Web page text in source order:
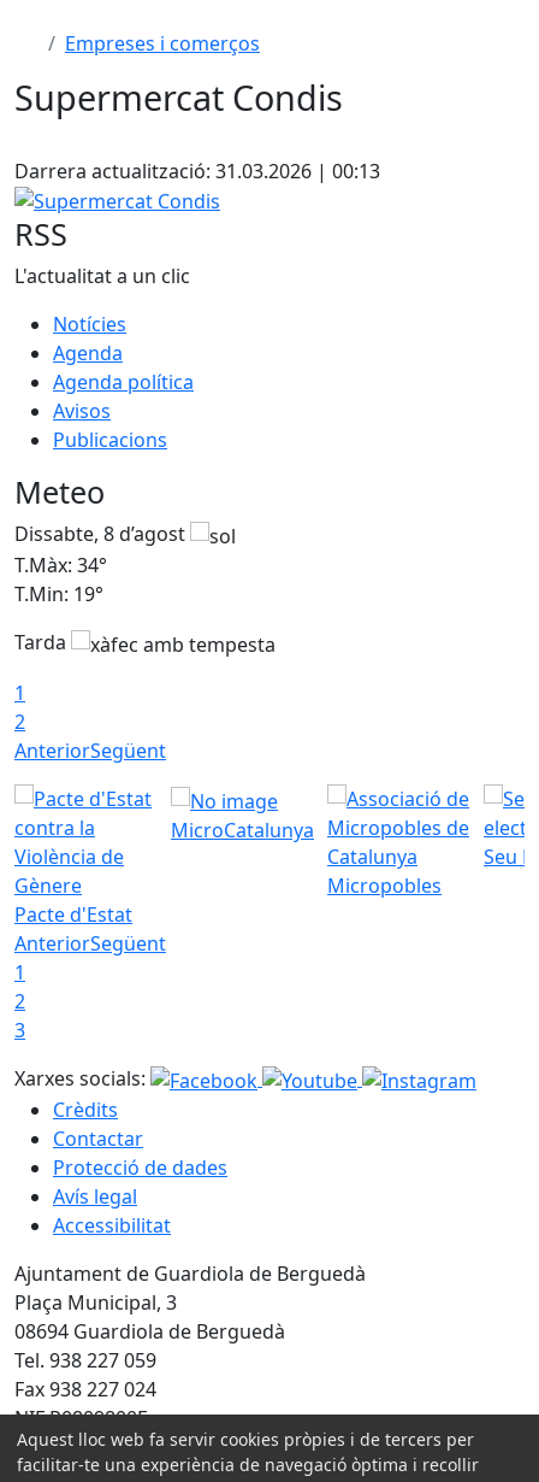
Empreses i comerços
Supermercat Condis
Darrera actualització: 31.03.2026 | 00:13
Supermercat Condis
RSS
L'actualitat a un clic
Notícies
Agenda
Agenda política
Avisos
Publicacions
Meteo
Dissabte, 8 d’agost
T.Màx: 34°
T.Min: 19°
Tarda
1
2
AnteriorSegüent
Pacte d'Estat
MicroCatalunya
Micropobles
Seu
AnteriorSegüent
1
2
3
Xarxes socials:
Crèdits
Contactar
Protecció de dades
Avís legal
Accessibilitat
Ajuntament de Guardiola de Berguedà
Plaça Municipal, 3
08694 Guardiola de Berguedà
Tel. 938 227 059
Fax 938 227 024
NIF P0809800F
Amb la col·laboració de:
Aquest lloc web fa servir cookies pròpies i de tercers per
facilitar-te una experiència de navegació òptima i recollir